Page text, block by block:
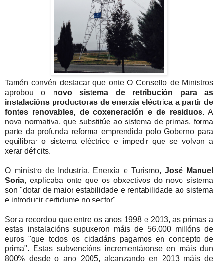
Tamén convén destacar que onte O Consello de Ministros
aprobou o novo sistema de retribución para as
instalacións productoras de enerxía eléctrica a partir de
fontes renovables, de coxeneración e de residuos. A
nova normativa, que substitúe ao sistema de primas, forma
parte da profunda reforma emprendida polo Goberno para
equilibrar o sistema eléctrico e impedir que se volvan a
xerar déficits.
O ministro de Industria, Enerxía e Turismo, José Manuel
Soria, explicaba onte que os obxectivos do novo sistema
son "dotar de maior estabilidade e rentabilidade ao sistema
e introducir certidume no sector".
Soria recordou que entre os anos 1998 e 2013, as primas a
estas instalacións supuxeron máis de 56.000 millóns de
euros "que todos os cidadáns pagamos en concepto de
prima". Estas subvencións incrementáronse en máis dun
800% desde o ano 2005, alcanzando en 2013 máis de